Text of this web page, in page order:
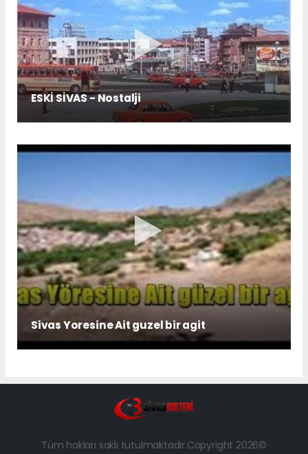
ESKİ SİVAS - Nostalji
Sivas Yoresine Ait guzel bir agit
Tüm hakları saklı tutulmaktadır.Copyright 2026©